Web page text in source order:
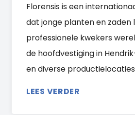
Florensis is een
dat jonge planten en zaden
professionele kwekers
de hoofdvestiging in
en diverse
LEES VERDER